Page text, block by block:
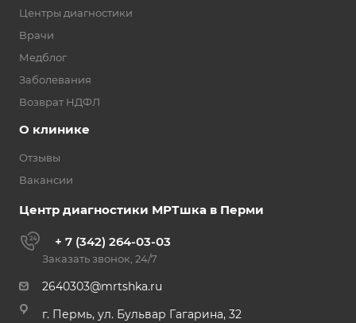
Центры диагностики
Врачи
Медблог
Заболевания
Возврат НДФЛ
О клинике
Отзывы
Вакансии
Центр диагностики МРТшка в Перми
+ 7 (342) 264-03-03
Заказать звонок, 24/7
2640303@mrtshka.ru
г. Пермь, ул. Бульвар Гагарина, 32